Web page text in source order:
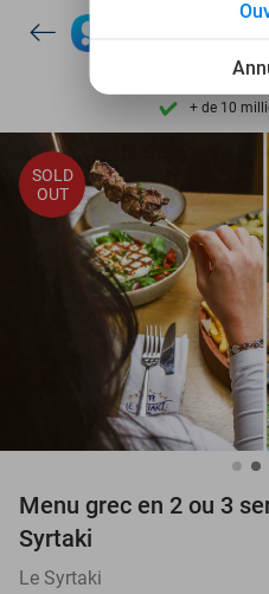
+ de 10
Découvrez
Disponible 7
+ de 10
SOLD
OUT
Menu grec en 2 ou 3
Syrtaki
Le Syrtaki